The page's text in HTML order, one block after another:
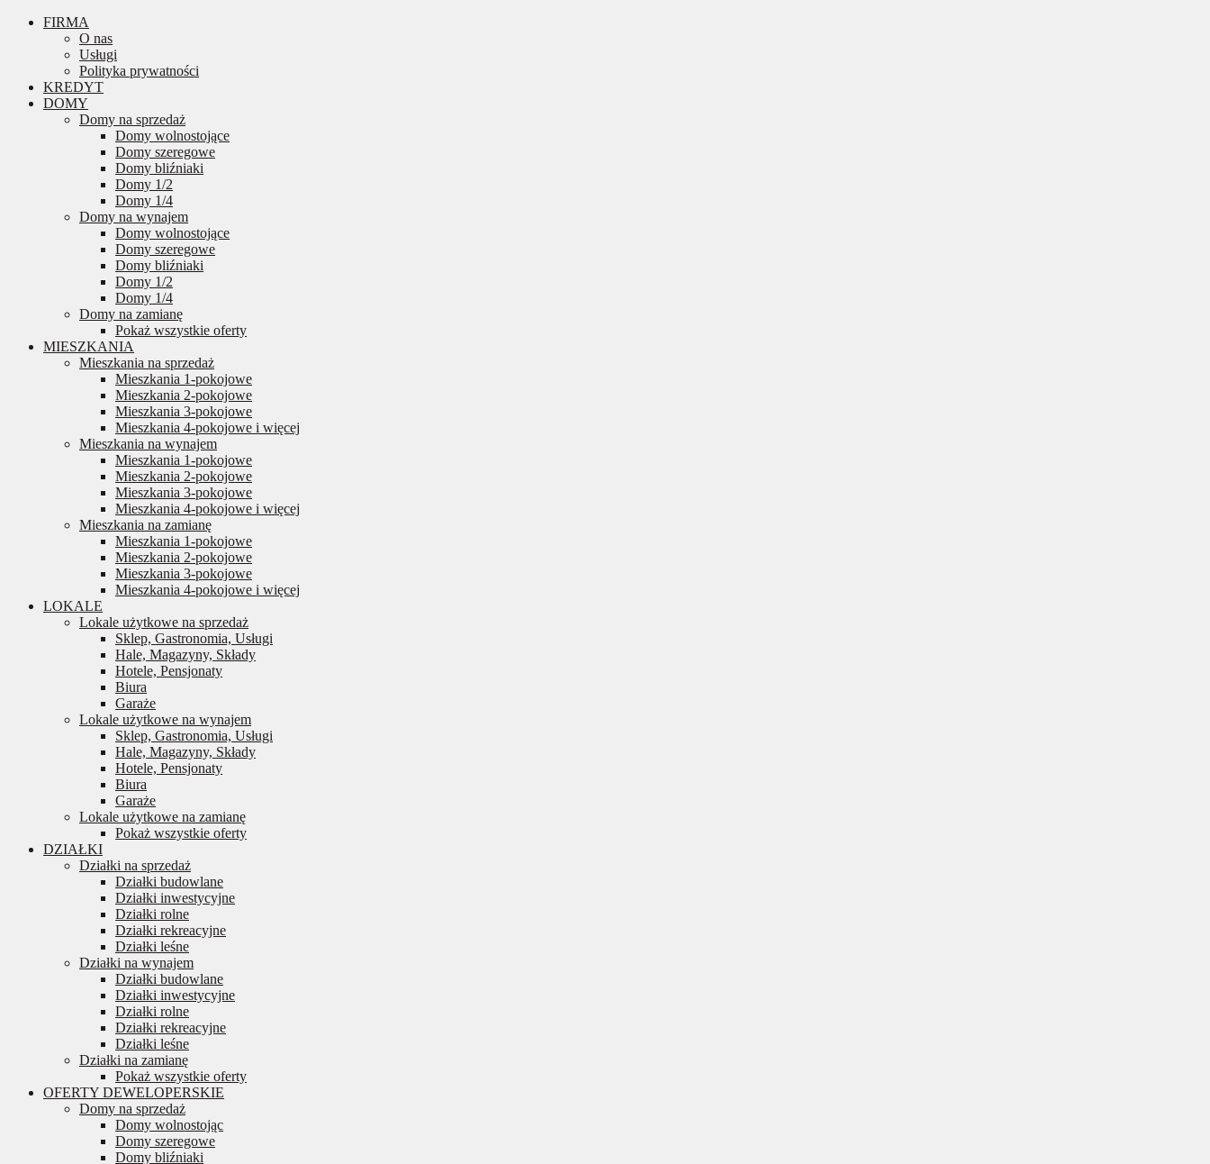
FIRMA
O nas
Usługi
Polityka prywatności
KREDYT
DOMY
Domy na sprzedaż
Domy wolnostojące
Domy szeregowe
Domy bliźniaki
Domy 1/2
Domy 1/4
Domy na wynajem
Domy wolnostojące
Domy szeregowe
Domy bliźniaki
Domy 1/2
Domy 1/4
Domy na zamianę
Pokaż wszystkie oferty
MIESZKANIA
Mieszkania na sprzedaż
Mieszkania 1-pokojowe
Mieszkania 2-pokojowe
Mieszkania 3-pokojowe
Mieszkania 4-pokojowe i więcej
Mieszkania na wynajem
Mieszkania 1-pokojowe
Mieszkania 2-pokojowe
Mieszkania 3-pokojowe
Mieszkania 4-pokojowe i więcej
Mieszkania na zamianę
Mieszkania 1-pokojowe
Mieszkania 2-pokojowe
Mieszkania 3-pokojowe
Mieszkania 4-pokojowe i więcej
LOKALE
Lokale użytkowe na sprzedaż
Sklep, Gastronomia, Usługi
Hale, Magazyny, Składy
Hotele, Pensjonaty
Biura
Garaże
Lokale użytkowe na wynajem
Sklep, Gastronomia, Usługi
Hale, Magazyny, Składy
Hotele, Pensjonaty
Biura
Garaże
Lokale użytkowe na zamianę
Pokaż wszystkie oferty
DZIAŁKI
Działki na sprzedaż
Działki budowlane
Działki inwestycyjne
Działki rolne
Działki rekreacyjne
Działki leśne
Działki na wynajem
Działki budowlane
Działki inwestycyjne
Działki rolne
Działki rekreacyjne
Działki leśne
Działki na zamianę
Pokaż wszystkie oferty
OFERTY DEWELOPERSKIE
Domy na sprzedaż
Domy wolnostojąc
Domy szeregowe
Domy bliźniaki